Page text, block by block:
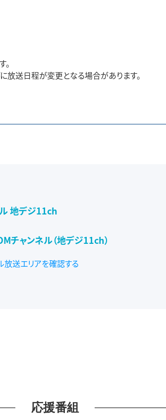
放送日程が変更となる場合があります。
地デジ11ch
チャンネル（地デジ11ch）
放送エリアを確認する
応援番組